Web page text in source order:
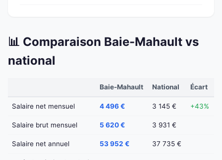
📊 Comparaison Baie-Mahault vs
national
Baie-Mahault National Écart
Salaire net mensuel 4 496 € 3 145 € +43%
Salaire brut mensuel 5 620 € 3 931 €
Salaire net annuel 53 952 € 37 735 €